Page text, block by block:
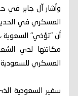
وأشار آل جابر في
العسكري في
أن "تؤذي" السعوية ،
مكانتها لدي
العسكري للسعودية
سفير السعودية